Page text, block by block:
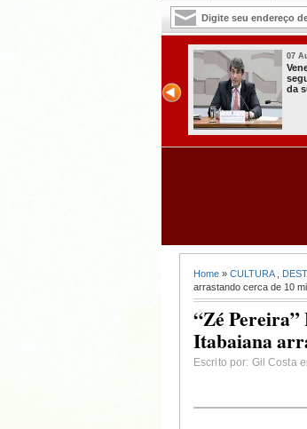
07 August 2026
Paraíba alcança o
melhor Ideb da
história e consolida
avanço entre os
maiores do Brasil
Home » CULTURA,
arrastando cerca de 10
“Zé Pereira”
Itabaiana
Escrito por: Gil Costa